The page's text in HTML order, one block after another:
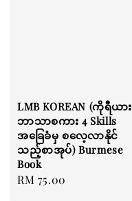
LMB KOREAN (ကိုရီယား
ဘာသာစကား 4 Skills
အခြေခံမှ စလေ့လာနိုင်
သည့်စာအုပ်) Burmese
Book
Regular
RM 75.00